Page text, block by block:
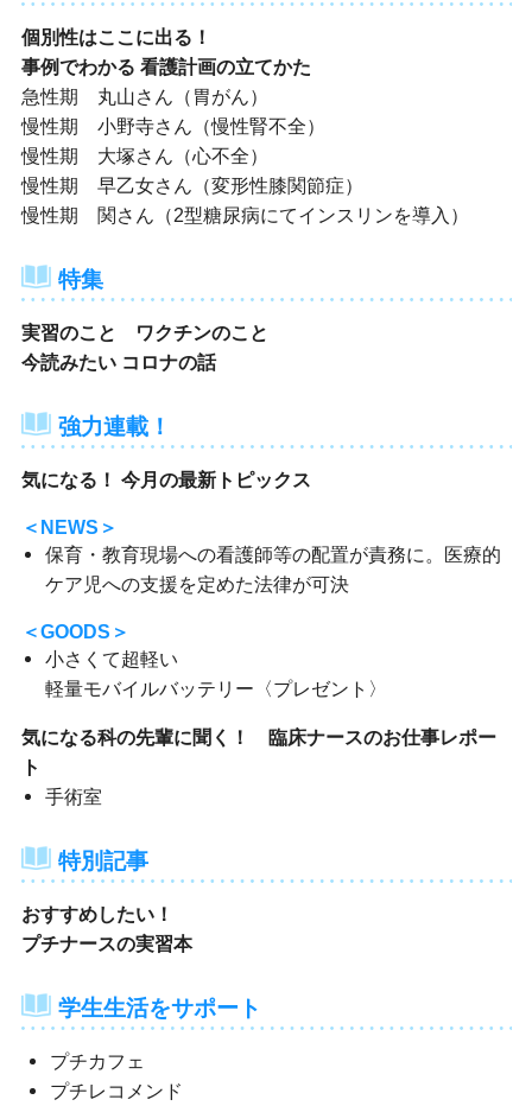
個別性はここに出る！
事例でわかる 看護計画の立てかた
急性期 丸山さん（胃がん）
慢性期 小野寺さん（慢性腎不全）
慢性期 大塚さん（心不全）
慢性期 早乙女さん（変形性膝関節症）
慢性期 関さん（2型糖尿病にてインスリンを導入）
特集
実習のこと ワクチンのこと
今読みたい コロナの話
強力連載！
気になる！ 今月の最新トピックス
＜NEWS＞
保育・教育現場への看護師等の配置が責務に。医療的
ケア児への支援を定めた法律が可決
＜GOODS＞
小さくて超軽い
軽量モバイルバッテリー〈プレゼント〉
気になる科の先輩に聞く！ 臨床ナースのお仕事レポー
ト
手術室
特別記事
おすすめしたい！
プチナースの実習本
学生生活をサポート
プチカフェ
プチレコメンド